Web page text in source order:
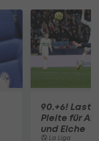
90.+6!
Pleite für
und Elche
La Liga